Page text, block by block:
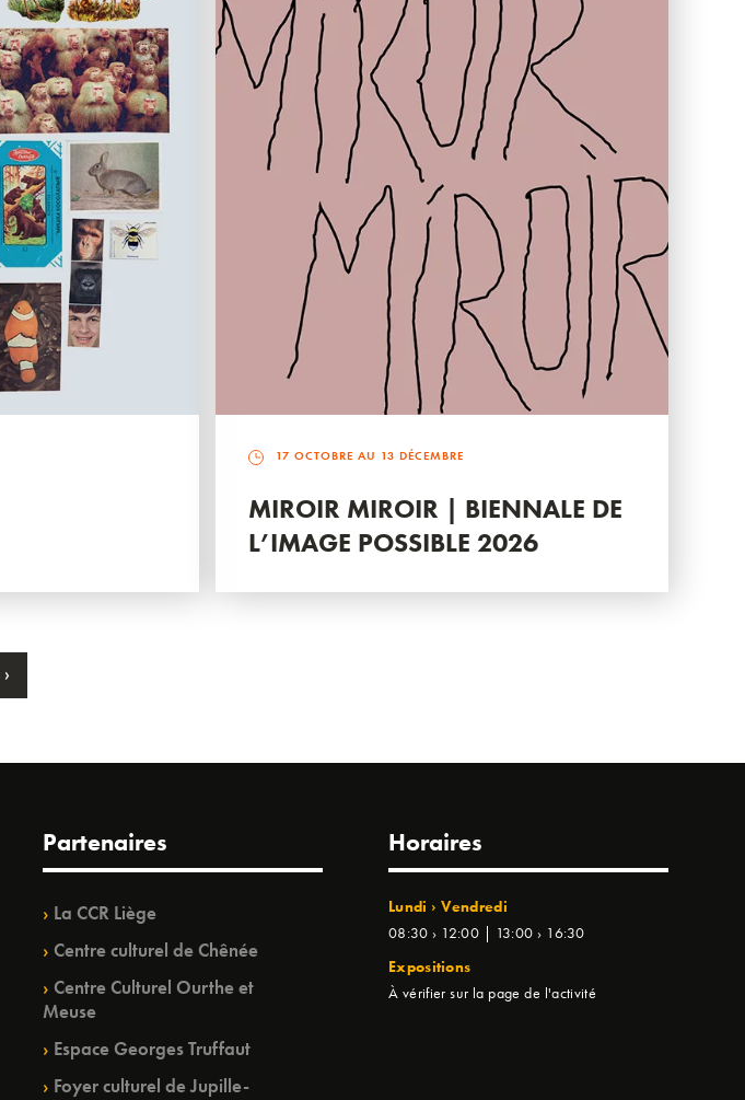
17 OCTOBRE AU 13 DÉCEMBRE
MIROIR MIROIR | BIENNALE DE
L’IMAGE POSSIBLE 2026
›
Partenaires
La CCR Liège
Centre culturel de Chênée
Centre Culturel Ourthe et
Meuse
Espace Georges Truffaut
Foyer culturel de Jupille-
Horaires
Lundi › Vendredi
08:30 › 12:00 | 13:00 › 16:30
Expositions
À vérifier sur la page de l'activité